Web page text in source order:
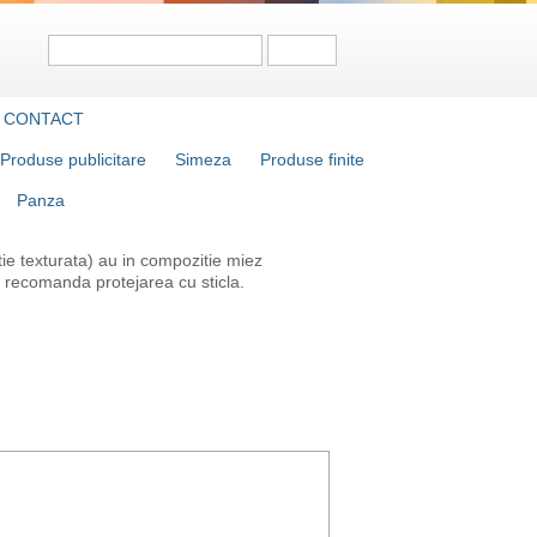
Panza
Produse publicitare Simeza Produse finite
CONTACT
texturata) au in compozitie miez
protejarea cu sticla.